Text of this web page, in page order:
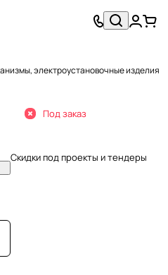
электроустановочные изделия
Под заказ
Скидки под проекты и тендеры